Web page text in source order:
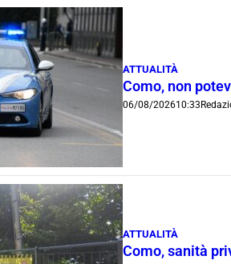
ATTUALITÀ
Como, non
06/08/202610:33
ATTUALITÀ
Como, sanità